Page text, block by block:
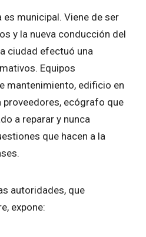
es municipal. Viene de ser
y la nueva conducción del
ciudad efectuó una
Equipos
mantenimiento, edificio en
proveedores, ecógrafo que
a reparar y nunca
que hacen a la
autoridades, que
expone: